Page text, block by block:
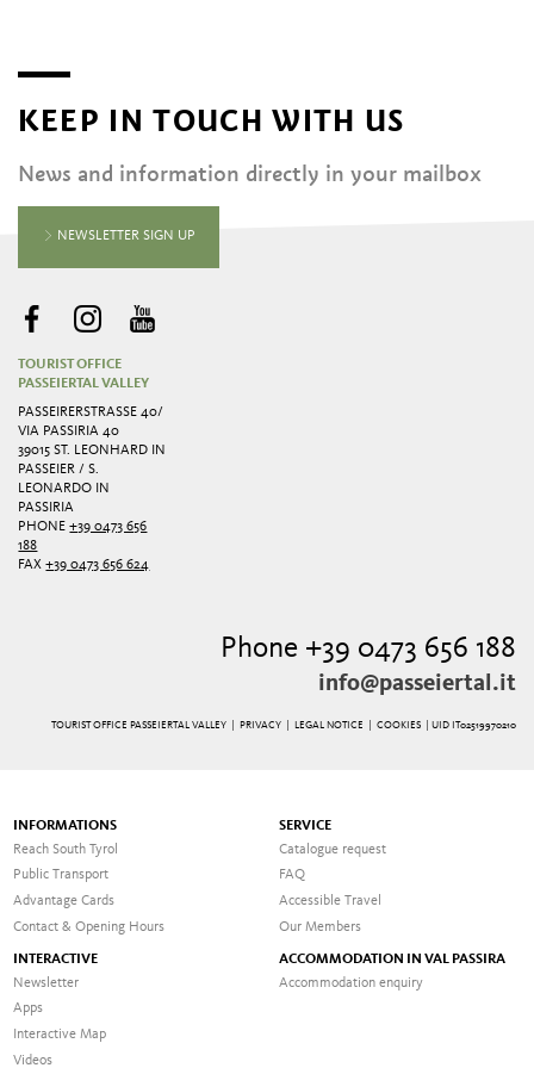
KEEP IN TOUCH WITH US
News and information directly in your mailbox
NEWSLETTER SIGN UP
TOURIST OFFICE
PASSEIERTAL VALLEY
PASSEIRERSTRASSE 40/ V
IA PASSIRIA 40
39015 ST. LEONHARD IN
PASSEIER / S.
LEONARDO IN
PASSIRIA
PHONE+39 0473 656
188
FAX+39 0473 656 624
Phone +39 0473 656 188
info@passeiertal.it
TOURIST OFFICE PASSEIERTAL VALLEY | PRIVACY| LEGAL NOTICE COOKIES | UID IT02519970210
INFORMATIONS
Reach South Tyrol
Public Transport
Advantage Cards
Contact & Opening Hours
SERVICE
Catalogue request
FAQ
Accessible Travel
Our Members
INTERACTIVE
Newsletter
Apps
Interactive Map
Videos
ACCOMMODATION IN VAL PASSIRA
Accommodation enquiry